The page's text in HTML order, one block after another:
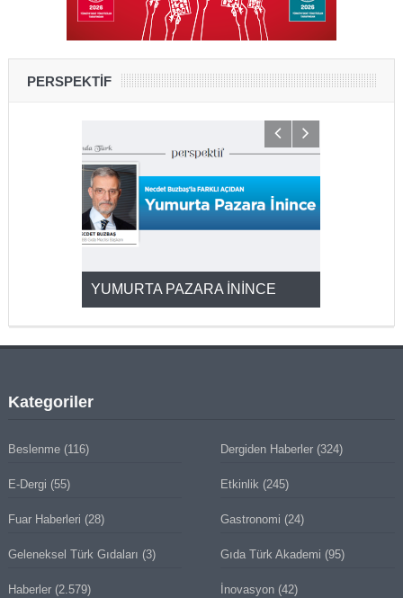
PERSPEKTİF
YUMURTA PAZARA İNİNCE
Kategoriler
Beslenme(116) Dergiden Haberler (324)
E-Dergi (55) Etkinlik (245)
Fuar Haberleri (28) Gastronomi (24)
Geleneksel Türk Gıdaları (3) Gıda Türk Akademi (95)
Haberler(2.579) İnovasyon (42)